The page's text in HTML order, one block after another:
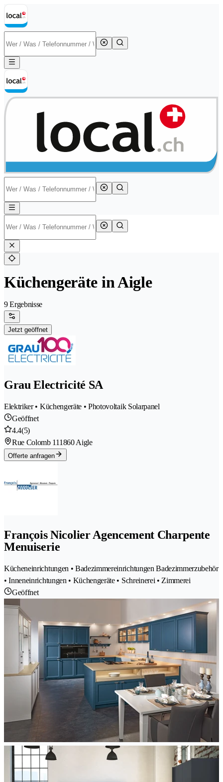
Küchengeräte in Aigle
9 Ergebnisse
Jetzt geöffnet
Grau Electricité SA
Elektriker • Küchengeräte • Photovoltaik Solarpanel
Geöffnet
4.4(5)
Rue Colomb 111860 Aigle
Offerte anfragen
François Nicolier Agencement Charpente
Menuiserie
Kücheneinrichtungen • Badezimmereinrichtungen Badezimmerzubehör
• Inneneinrichtungen • Küchengeräte • Schreinerei • Zimmerei
Geöffnet